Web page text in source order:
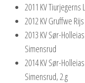
2011 KV Tiurjegerns
2012 KV Gruffwe
2013 KV Sør-
Simensrud
2014 KV Sør-
Simensrud, 2.g